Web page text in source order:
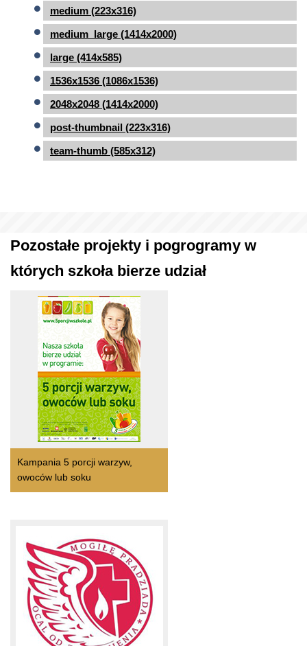
medium (223x316)
medium_large (1414x2000)
large (414x585)
1536x1536 (1086x1536)
2048x2048 (1414x2000)
post-thumbnail (223x316)
team-thumb (585x312)
Pozostałe projekty i pogrogramy w
których szkoła bierze udział
Kampania 5 porcji warzyw,
owoców lub soku